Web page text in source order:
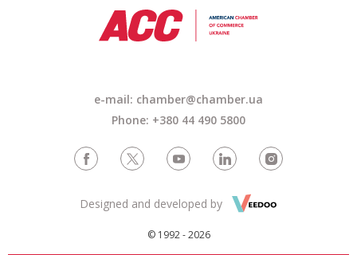
e-mail: chamber@chamber.ua
Phone: +380 44 490 5800
© 1992 - 2026
Designed and developed by